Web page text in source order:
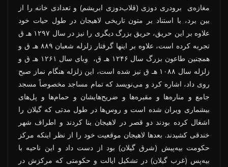
مغازه‌ی برودری دوزی (قلاب‌دوزی ابریشم) و تعدادی خانه را از
بین برد، با استناد بر متون تاریخی لاهیجان در طول حیات خود
علاوه بر این حریق، حریق بزرگ دیگری را نیز در سال ۱۲۹۷ هـ ق
تجربه کرده است، علاوه بر اینها گرفتار زلزله شعبان ۸۸۹ هـ ق و
همچنین طاعون بزرگ سال ۱۲۴۶ هـ ق، وبای سال ۱۲۶۱ هـ ق و
زلزله سال ۱۰۸۸ هـ ق نیز شده است، این زلزله هنگام نماز صبح
روی داد، اشاره کرد و می‌نویسد که تمام مساجد مخصوصاً مسجد
جامع و مناره‌ها و مقبره‌ها و ضریح‌هایشان و حمام‌ها و پل‌های
بیشماری ویران شده است و روس‌ها در طول مدتی که گیلان را
اشغال کرده بودند دو قصر در لاهیجان بنا کردند و اطراف شهر
خندقی کشیدند. بعدها لاهیجان موقعیت خود را از نظر اینکه مرکز
حکومت بیه‌پیش (شرق­ گیلان) بود از دست داد و این ناحیه با
بیه‌پس (غرب گیلان) در تشکیل ایالت و حکومتی که مرکزش در